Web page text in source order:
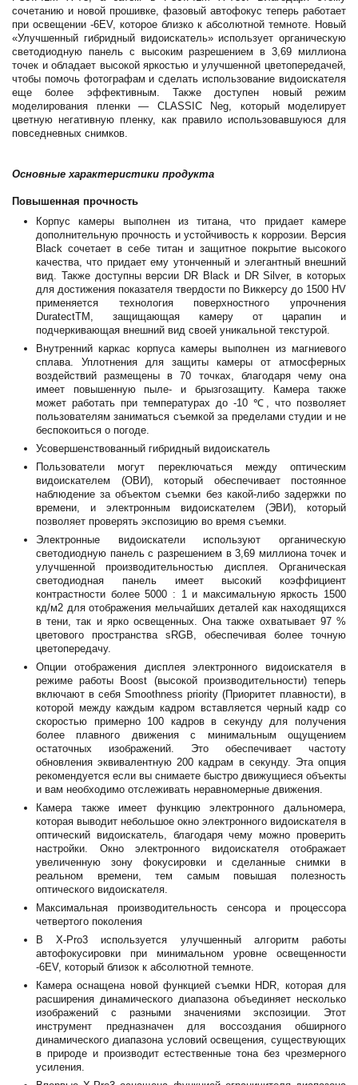
сочетанию и новой прошивке, фазовый автофокус теперь работает
при освещении -6EV, которое близко к абсолютной темноте. Новый
«Улучшенный гибридный видоискатель» использует органическую
светодиодную панель с высоким разрешением в 3,69 миллиона
точек и обладает высокой яркостью и улучшенной цветопередачей,
чтобы помочь фотографам и сделать использование видоискателя
еще более эффективным. Также доступен новый режим
моделирования пленки — CLASSIC Neg, который моделирует
цветную негативную пленку, как правило использовавшуюся для
повседневных снимков.
Основные характеристики продукта
Повышенная прочность
Корпус камеры выполнен из титана, что придает камере
дополнительную прочность и устойчивость к коррозии. Версия
Black сочетает в себе титан и защитное покрытие высокого
качества, что придает ему утонченный и элегантный внешний
вид. Также доступны версии DR Black и DR Silver, в которых
для достижения показателя твердости по Виккерсу до 1500 HV
применяется технология поверхностного упрочнения
DuratectTM, защищающая камеру от царапин и
подчеркивающая внешний вид своей уникальной текстурой.
Внутренний каркас корпуса камеры выполнен из магниевого
сплава. Уплотнения для защиты камеры от атмосферных
воздействий размещены в 70 точках, благодаря чему она
имеет повышенную пыле- и брызгозащиту. Камера также
может работать при температурах до -10 ℃, что позволяет
пользователям заниматься съемкой за пределами студии и не
беспокоиться о погоде.
Усовершенствованный гибридный видоискатель
Пользователи могут переключаться между оптическим
видоискателем (ОВИ), который обеспечивает постоянное
наблюдение за объектом съемки без какой-либо задержки по
времени, и электронным видоискателем (ЭВИ), который
позволяет проверять экспозицию во время съемки.
Электронные видоискатели используют органическую
светодиодную панель с разрешением в 3,69 миллиона точек и
улучшенной производительностью дисплея. Органическая
светодиодная панель имеет высокий коэффициент
контрастности более 5000 : 1 и максимальную яркость 1500
кд/м2 для отображения мельчайших деталей как находящихся
в тени, так и ярко освещенных. Она также охватывает 97 %
цветового пространства sRGB, обеспечивая более точную
цветопередачу.
Опции отображения дисплея электронного видоискателя в
режиме работы Boost (высокой производительности) теперь
включают в себя Smoothness priority (Приоритет плавности), в
которой между каждым кадром вставляется черный кадр со
скоростью примерно 100 кадров в секунду для получения
более плавного движения с минимальным ощущением
остаточных изображений. Это обеспечивает частоту
обновления эквивалентную 200 кадрам в секунду. Эта опция
рекомендуется если вы снимаете быстро движущиеся объекты
и вам необходимо отслеживать неравномерные движения.
Камера также имеет функцию электронного дальномера,
которая выводит небольшое окно электронного видоискателя в
оптический видоискатель, благодаря чему можно проверить
настройки. Окно электронного видоискателя отображает
увеличенную зону фокусировки и сделанные снимки в
реальном времени, тем самым повышая полезность
оптического видоискателя.
Максимальная производительность сенсора и процессора
четвертого поколения
В X-Pro3 используется улучшенный алгоритм работы
автофокусировки при минимальном уровне освещенности
-6EV, который близок к абсолютной темноте.
Камера оснащена новой функцией съемки HDR, которая для
расширения динамического диапазона объединяет несколько
изображений с разными значениями экспозиции. Этот
инструмент предназначен для воссоздания обширного
динамического диапазона условий освещения, существующих
в природе и производит естественные тона без чрезмерного
усиления.